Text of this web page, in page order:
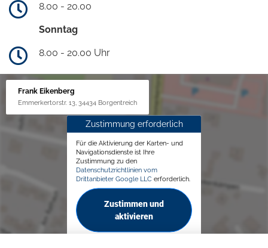
8.00 - 20.00
Sonntag
8.00 - 20.00 Uhr
Frank Eikenberg
Emmerkertorstr. 13, 34434 Borgentreich
Zustimmung erforderlich
Für die Aktivierung der Karten- und
Navigationsdienste ist Ihre
Zustimmung zu den
Datenschutzrichtlinien vom
Drittanbieter Google LLC erforderlich.
Zustimmen und
aktivieren